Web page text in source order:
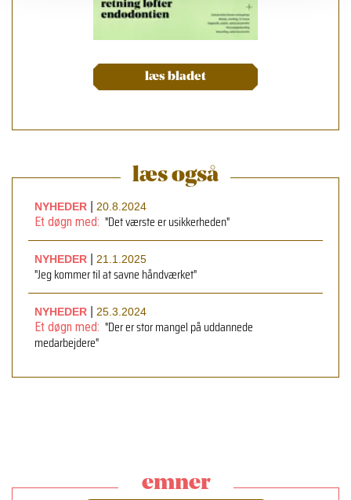
læs bladet
læs også
NYHEDER 20.8.2024
Et døgn med: "Det værste er usikkerheden"
NYHEDER 21.1.2025
"Jeg kommer til at savne håndværket"
NYHEDER 25.3.2024
Et døgn med: "Der er stor mangel på uddannede
medarbejdere"
emner